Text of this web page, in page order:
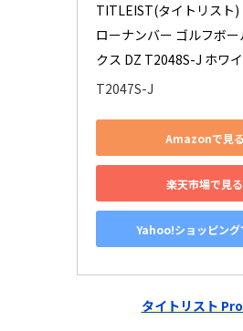
TITLEIST(タイトリスト)
ローナンバー ゴルフボー
クス DZ T2048S-J ホワ
T2047S-J
Amazonで見る
楽天市場で見る
Yahoo!ショッピング
タイトリスト